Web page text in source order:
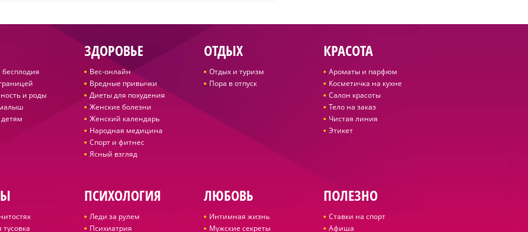
и роды
ЗДОРОВЬЕ
Вес-онлайн
Вредные привычки
Диеты для похудения
Женские болезни
Женский календарь
Народная медицина
Спорт и фитнес
Ясный взгляд
ОТДЫХ
Отдых и туризм
Пора в отпуск
КРАСОТА
Ароматы и парфюм
Косметичка на кухне
Салон красоты
Тело на заказ
Чистая линия
Этикет
тусовка
ПСИХОЛОГИЯ
Леди за рулем
Психиатрия
ЛЮБОВЬ
Интимная жизнь
Мужские секреты
ПОЛЕЗНО
Ставки на спорт
Афиша